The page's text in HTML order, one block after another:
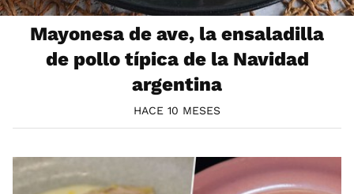
Mayonesa de ave, la ensaladilla
de pollo típica de la Navidad
argentina
HACE 10 MESES